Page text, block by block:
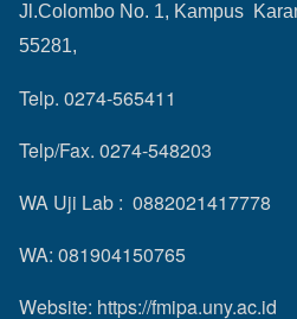
Jl.Colombo No. 1, Kampus
55281,
Telp. 0274-565411
Telp/Fax. 0274-548203
WA Uji Lab : 0882021417778
WA: 081904150765
Website: https://fmipa.uny.ac.id